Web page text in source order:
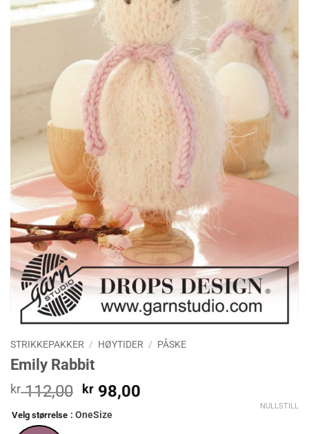
STRIKKEPAKKER / HØYTIDER / PÅSKE
Emily Rabbit
kr112,00 Opprinnelig
pris
var:
kr 98,00
Velg størrelse : OneSize
NULLSTILL